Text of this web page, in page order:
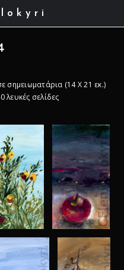
σημειωματάρια (14 Χ 21 εκ.)
λευκές σελίδες